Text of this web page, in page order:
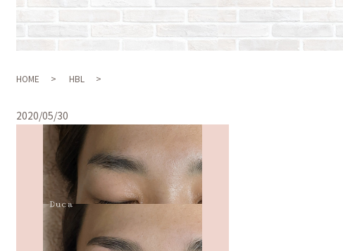
HOME HBL
2020/05/30